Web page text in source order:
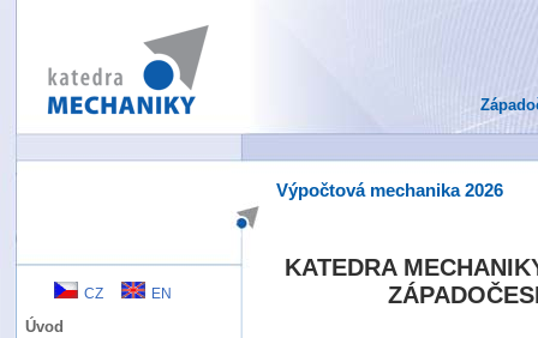
Výpočtová mechanika 2026
CZ EN
Úvod
KATEDRA